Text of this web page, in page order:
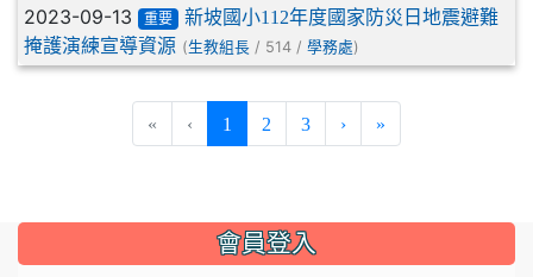
2023-09-13 重要
新坡國小112年度國家防災日地震避難
掩護演練宣導資源 (生教組長 / 514 / 學務處)
« ‹ 1 (current)
2 3 › »
::: 會員登入